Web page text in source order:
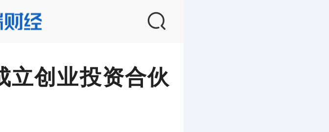
立创业投资合伙